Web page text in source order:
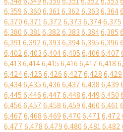
6,3596,3606,3616,3626,3636,364
6,3706,3716,3726,3736,3746,375
6,3806,3816,3826,3836,3846,385
6,3916,3926,3936,3946,3956,396
6,4026,4036,4046,4056,4066,407
6,4136,4146,4156,4166,4176,418
6,4246,4256,4266,4276,4286,429
6,4346,4356,4366,4376,4386,439
6,4456,4466,4476,4486,4496,450
6,4566,4576,4586,4596,4606,461
6,4676,4686,4696,4706,4716,472
6,4776,4786,4796,4806,4816,482